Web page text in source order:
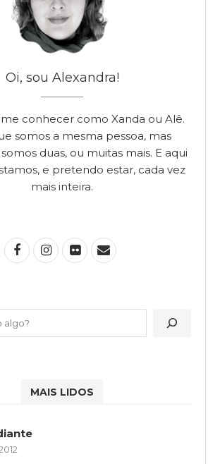
Oi, sou Alexandra!
conhecer como Xanda ou Alê.
somos a mesma pessoa, mas
duas, ou muitas mais. E aqui
e pretendo estar, cada vez
mais inteira.
MAIS LIDOS